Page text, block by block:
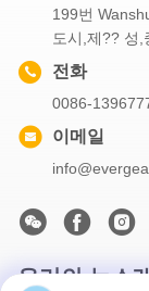
199번
도시,제?? 성,
전화
0086-
이메일
우리의 뉴스